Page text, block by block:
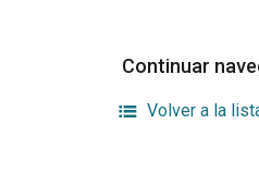
Continuar
Volver a la